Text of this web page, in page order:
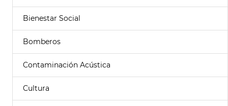
Bienestar Social
Bomberos
Contaminación Acústica
Cultura